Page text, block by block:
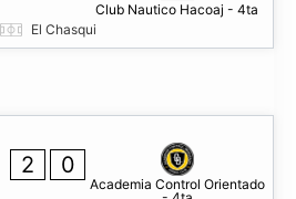
Club Nautico Hacoaj - 4ta
El Chasqui
2 0
Academia Control Orientado